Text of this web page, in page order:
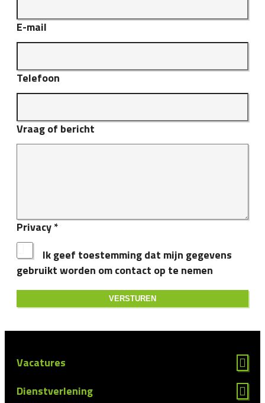
E-mail
Telefoon
Vraag of bericht
Privacy*
Ik geef toestemming dat mijn gegevens
gebruikt worden om contact op te nemen
Vacatures
Dienstverlening